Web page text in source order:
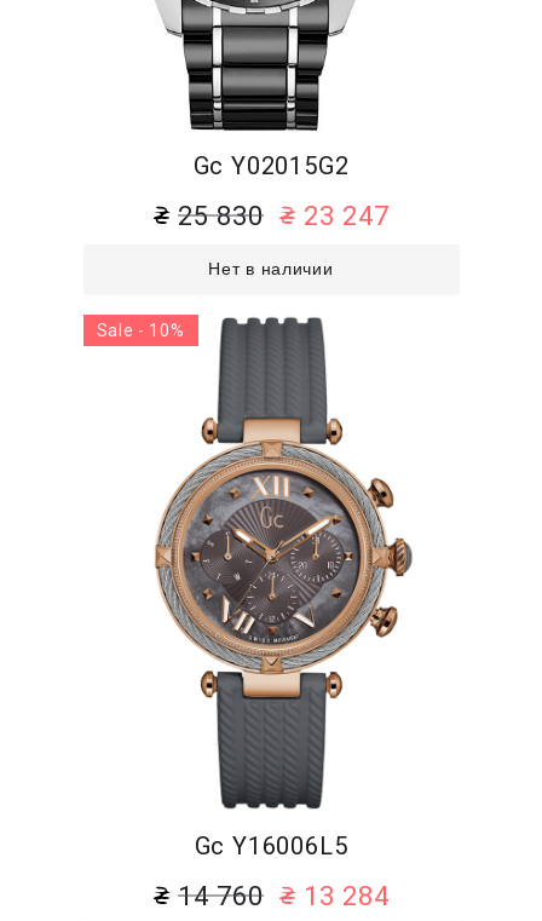
Gc Y02015G2
25 830 23 247
Нет в наличии
Gc Y16006L5
14 760 13 284
Sale - 10%